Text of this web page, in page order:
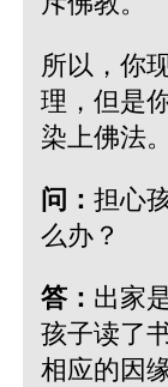
所以，你
理，但是
染上佛法。
问： 担心
么办？
答： 出家
孩子读了
相应的因